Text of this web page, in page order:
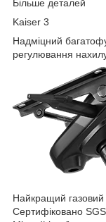
Більше деталей
Kaiser 3
Надміцний
регулювання
Найкращий
Сертифіковано SGS